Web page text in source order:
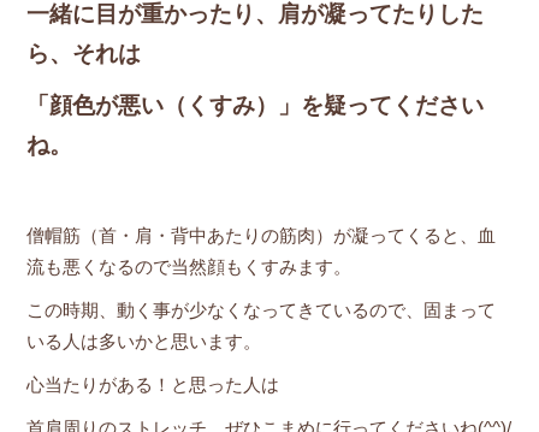
一緒に目が重かったり、肩が凝ってたりした
ら、それは
「顔色が悪い（くすみ）」を疑ってください
ね。
僧帽筋（首・肩・背中あたりの筋肉）が凝ってくると、血
流も悪くなるので当然顔もくすみます。
この時期、動く事が少なくなってきているので、固まって
いる人は多いかと思います。
心当たりがある！と思った人は